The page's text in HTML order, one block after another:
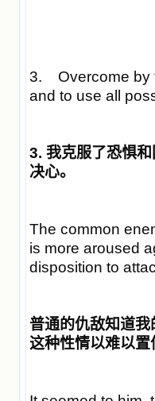
3. Overcome by
and to use all
3. 我克服了恐惧
决心。
The common
is more aroused
disposition to
普通的仇敌知道
这种性情以难以